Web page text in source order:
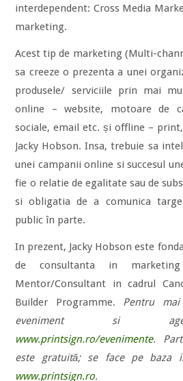
interdependent: Cross Media
marketing.
Acest tip de marketing (Multi-
sa creeze o prezenta a unei
produsele/ serviciile prin mai
online – website, motoare de
sociale, email etc. și offline – print,
Jacky Hobson. Insa, trebuie sa
unei campanii online si succesul
fie o relatie de egalitate sau de
si obligatia de a comunica
public în parte.
In prezent, Jacky Hobson este
de consultanta in
Mentor/Consultant in cadrul
Builder Programme. Pentru
eveniment si
www.printsign.ro/evenimente.
este gratuită; se face pe baza
www.printsign.ro.